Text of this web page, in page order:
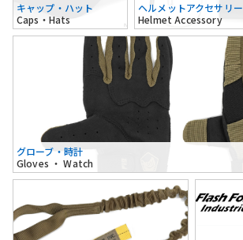
キャップ・ハット
Caps・Hats
ヘルメットアクセサリー
Helmet Accessory
グローブ・時計
Gloves ・ Watch